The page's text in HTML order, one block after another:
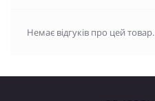
Немає відгуків про цей товар.